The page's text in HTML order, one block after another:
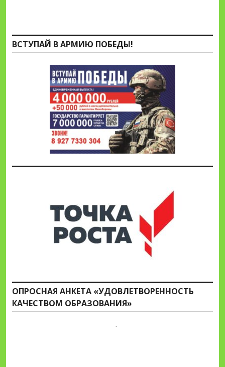
ВСТУПАЙ В АРМИЮ ПОБЕДЫ!
ОПРОСНАЯ АНКЕТА «УДОВЛЕТВОРЕННОСТЬ
КАЧЕСТВОМ ОБРАЗОВАНИЯ»